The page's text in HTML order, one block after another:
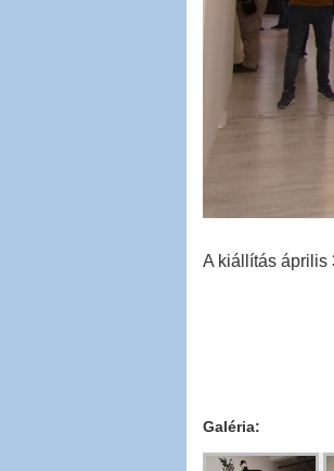
A kiállítás április
Galéria: